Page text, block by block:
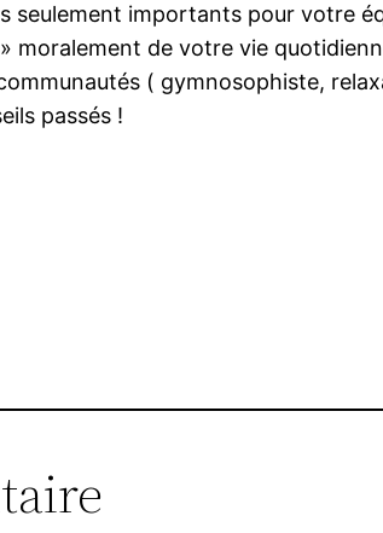
importants pour votre
moralement de votre vie
( gymnosophiste,
passés !